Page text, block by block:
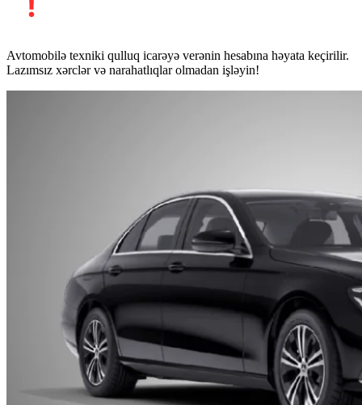
Avtomobilə texniki qulluq icarəyə verənin hesabına həyata keçirilir.
Lazımsız xərclər və narahatlıqlar olmadan işləyin!